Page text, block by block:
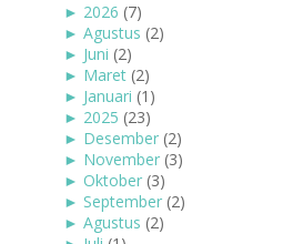
► 2026 (7)
► Agustus (2)
► Juni (2)
► Maret (2)
► Januari (1)
► 2025 (23)
► Desember (2)
► November (3)
► Oktober (3)
► September (2)
► Agustus (2)